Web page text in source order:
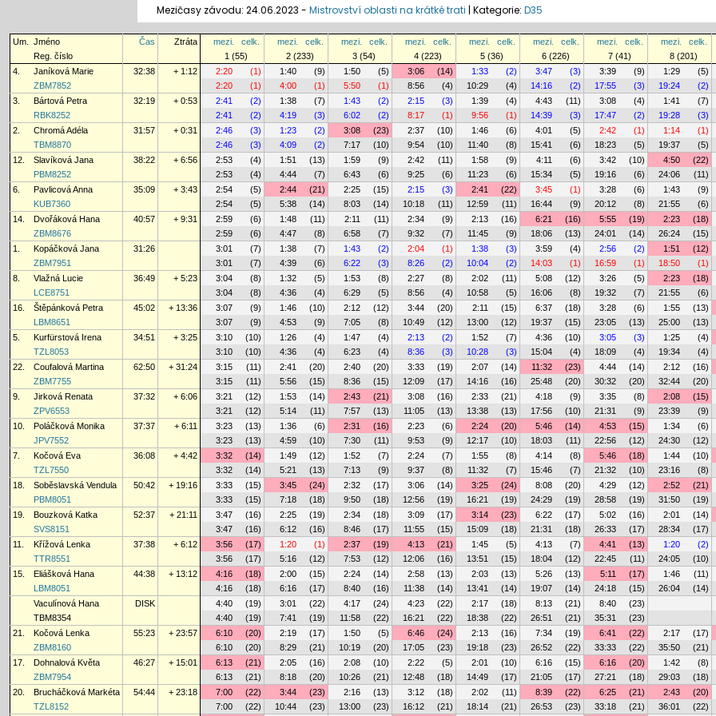
Mezičasy závodu: 24.06.2023 - Mistrovství oblasti na krátké trati | Kategorie: D35
Um. Jméno Čas Ztráta mezi. celk. mezi. celk. mezi. celk. mezi. celk. mezi. celk. mezi. celk. mezi. celk. mezi. celk.
Reg. číslo
1 (55) 2 (233) 3 (54) 4 (223) 5 (36) 6 (226) 7 (41) 8 (201)
4.
Janíková Marie 32:38 + 1:12 2:20 (1) 1:40 (9) 1:50 (5) 3:06 (14) 1:33 (2) 3:47 (3) 3:39 (9) 1:29 (5)
ZBM7852
2:20 (1) 4:00 (1) 5:50 (1) 8:56 (4) 10:29 (4) 14:16 (2) 17:55 (3) 19:24 (2)
3.
Bártová Petra 32:19 + 0:53 2:41 (2) 1:38 (7) 1:43 (2) 2:15 (3) 1:39 (4) 4:43 (11) 3:08 (4) 1:41 (7)
RBK8252
2:41 (2) 4:19 (3) 6:02 (2) 8:17 (1) 9:56 (1) 14:39 (3) 17:47 (2) 19:28 (3)
2.
Chromá Adéla 31:57 + 0:31 2:46 (3) 1:23 (2) 3:08 (23) 2:37 (10) 1:46 (6) 4:01 (5) 2:42 (1) 1:14 (1)
TBM8870
2:46 (3) 4:09 (2) 7:17 (10) 9:54 (10) 11:40 (8) 15:41 (6) 18:23 (5) 19:37 (5)
12.
Slavíková Jana 38:22 + 6:56 2:53 (4) 1:51 (13) 1:59 (9) 2:42 (11) 1:58 (9) 4:11 (6) 3:42 (10) 4:50 (22)
PBM8252
2:53 (4) 4:44 (7) 6:43 (6) 9:25 (6) 11:23 (6) 15:34 (5) 19:16 (6) 24:06 (11)
6.
Pavlicová Anna 35:09 + 3:43 2:54 (5) 2:44 (21) 2:25 (15) 2:15 (3) 2:41 (22) 3:45 (1) 3:28 (6) 1:43 (9)
KUB7360
2:54 (5) 5:38 (14) 8:03 (14) 10:18 (11) 12:59 (11) 16:44 (9) 20:12 (8) 21:55 (6)
14.
Dvořáková Hana 40:57 + 9:31 2:59 (6) 1:48 (11) 2:11 (11) 2:34 (9) 2:13 (16) 6:21 (16) 5:55 (19) 2:23 (18)
ZBM8676
2:59 (6) 4:47 (8) 6:58 (7) 9:32 (7) 11:45 (9) 18:06 (13) 24:01 (14) 26:24 (15)
1.
Kopáčková Jana 31:26 3:01 (7) 1:38 (7) 1:43 (2) 2:04 (1) 1:38 (3) 3:59 (4) 2:56 (2) 1:51 (12)
ZBM7951
3:01 (7) 4:39 (6) 6:22 (3) 8:26 (2) 10:04 (2) 14:03 (1) 16:59 (1) 18:50 (1)
8.
Vlažná Lucie 36:49 + 5:23 3:04 (8) 1:32 (5) 1:53 (8) 2:27 (8) 2:02 (11) 5:08 (12) 3:26 (5) 2:23 (18)
LCE8751
3:04 (8) 4:36 (4) 6:29 (5) 8:56 (4) 10:58 (5) 16:06 (8) 19:32 (7) 21:55 (6)
16.
Štěpánková Petra 45:02 + 13:36 3:07 (9) 1:46 (10) 2:12 (12) 3:44 (20) 2:11 (15) 6:37 (18) 3:28 (6) 1:55 (13)
LBM8651
3:07 (9) 4:53 (9) 7:05 (8) 10:49 (12) 13:00 (12) 19:37 (15) 23:05 (13) 25:00 (13)
5.
Kurfürstová Irena 34:51 + 3:25 3:10 (10) 1:26 (4) 1:47 (4) 2:13 (2) 1:52 (7) 4:36 (10) 3:05 (3) 1:25 (4)
TZL8053
3:10 (10) 4:36 (4) 6:23 (4) 8:36 (3) 10:28 (3) 15:04 (4) 18:09 (4) 19:34 (4)
22.
Coufalová Martina 62:50 + 31:24 3:15 (11) 2:41 (20) 2:40 (20) 3:33 (19) 2:07 (14) 11:32 (23) 4:44 (14) 2:12 (16)
ZBM7755
3:15 (11) 5:56 (15) 8:36 (15) 12:09 (17) 14:16 (16) 25:48 (20) 30:32 (20) 32:44 (20)
9.
Jirková Renata 37:32 + 6:06 3:21 (12) 1:53 (14) 2:43 (21) 3:08 (16) 2:33 (21) 4:18 (9) 3:35 (8) 2:08 (15)
ZPV6553
3:21 (12) 5:14 (11) 7:57 (13) 11:05 (13) 13:38 (13) 17:56 (10) 21:31 (9) 23:39 (9)
10.
Poláčková Monika 37:37 + 6:11 3:23 (13) 1:36 (6) 2:31 (16) 2:23 (6) 2:24 (20) 5:46 (14) 4:53 (15) 1:34 (6)
JPV7552
3:23 (13) 4:59 (10) 7:30 (11) 9:53 (9) 12:17 (10) 18:03 (11) 22:56 (12) 24:30 (12)
7.
Kočová Eva 36:08 + 4:42 3:32 (14) 1:49 (12) 1:52 (7) 2:24 (7) 1:55 (8) 4:14 (8) 5:46 (18) 1:44 (10)
TZL7550
3:32 (14) 5:21 (13) 7:13 (9) 9:37 (8) 11:32 (7) 15:46 (7) 21:32 (10) 23:16 (8)
18.
Soběslavská Vendula 50:42 + 19:16 3:33 (15) 3:45 (24) 2:32 (17) 3:06 (14) 3:25 (24) 8:08 (20) 4:29 (12) 2:52 (21)
PBM8051
3:33 (15) 7:18 (18) 9:50 (18) 12:56 (19) 16:21 (19) 24:29 (19) 28:58 (19) 31:50 (19)
19.
Bouzková Katka 52:37 + 21:11 3:47 (16) 2:25 (19) 2:34 (18) 3:09 (17) 3:14 (23) 6:22 (17) 5:02 (16) 2:01 (14)
SVS8151
3:47 (16) 6:12 (16) 8:46 (17) 11:55 (15) 15:09 (18) 21:31 (18) 26:33 (17) 28:34 (17)
11.
Křížová Lenka 37:38 + 6:12 3:56 (17) 1:20 (1) 2:37 (19) 4:13 (21) 1:45 (5) 4:13 (7) 4:41 (13) 1:20 (2)
TTR8551
3:56 (17) 5:16 (12) 7:53 (12) 12:06 (16) 13:51 (15) 18:04 (12) 22:45 (11) 24:05 (10)
15.
Eliášková Hana 44:38 + 13:12 4:16 (18) 2:00 (15) 2:24 (14) 2:58 (13) 2:03 (13) 5:26 (13) 5:11 (17) 1:46 (11)
LBM8051
4:16 (18) 6:16 (17) 8:40 (16) 11:38 (14) 13:41 (14) 19:07 (14) 24:18 (15) 26:04 (14)
Vaculínová Hana
DISK 4:40 (19) 3:01 (22) 4:17 (24) 4:23 (22) 2:17 (18) 8:13 (21) 8:40 (23)
TBM8354
4:40 (19) 7:41 (19) 11:58 (22) 16:21 (22) 18:38 (22) 26:51 (21) 35:31 (23)
21.
Kočová Lenka 55:23 + 23:57 6:10 (20) 2:19 (17) 1:50 (5) 6:46 (24) 2:13 (16) 7:34 (19) 6:41 (22) 2:17 (17)
ZBM8160
6:10 (20) 8:29 (21) 10:19 (20) 17:05 (23) 19:18 (23) 26:52 (22) 33:33 (22) 35:50 (21)
17.
Dohnalová Květa 46:27 + 15:01 6:13 (21) 2:05 (16) 2:08 (10) 2:22 (5) 2:01 (10) 6:16 (15) 6:16 (20) 1:42 (8)
ZBM7954
6:13 (21) 8:18 (20) 10:26 (21) 12:48 (18) 14:49 (17) 21:05 (17) 27:21 (18) 29:03 (18)
20.
Brucháčková Markéta 54:44 + 23:18 7:00 (22) 3:44 (23) 2:16 (13) 3:12 (18) 2:02 (11) 8:39 (22) 6:25 (21) 2:43 (20)
TZL8152
7:00 (22) 10:44 (23) 13:00 (23) 16:12 (21) 18:14 (21) 26:53 (23) 33:18 (21) 36:01 (22)